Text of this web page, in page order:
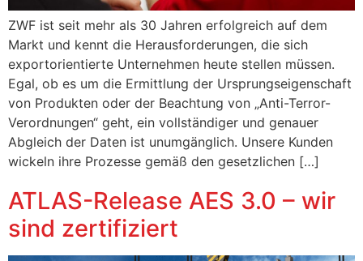
ZWF ist seit mehr als 30 Jahren erfolgreich auf dem
Markt und kennt die Herausforderungen, die sich
exportorientierte Unternehmen heute stellen müssen.
Egal, ob es um die Ermittlung der Ursprungseigenschaft
von Produkten oder der Beachtung von „Anti-Terror-
Verordnungen“ geht, ein vollständiger und genauer
Abgleich der Daten ist unumgänglich. Unsere Kunden
wickeln ihre Prozesse gemäß den gesetzlichen […]
ATLAS-Release AES 3.0 – wir
sind zertifiziert